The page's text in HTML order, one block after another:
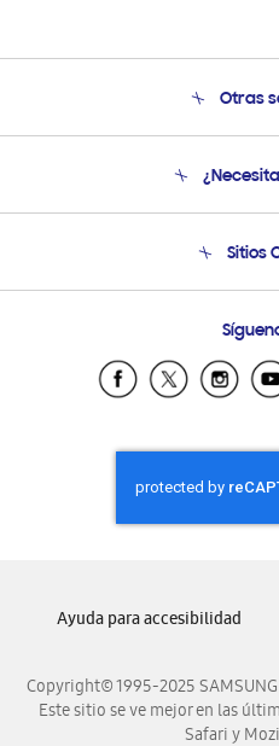
Otras
Soporte
Sitios
Samsung
Samsung
Samsung
Samsung
Samsung
Samsung
Copyright© 1995-2025
Este sitio se ve mejor en las
Safari y
Ayuda para accesibilidad